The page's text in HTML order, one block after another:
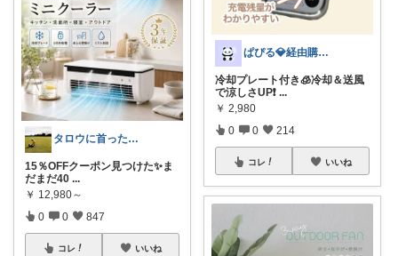
タロウに首ったけ🌞朝コレ
15％OFFクーポン見つけた✨ま
だまだ40 ...
￥ 12,980～
0 0 847
コレ いいね
ぱぴる💎経由購入に感謝
冷却プレート付き🧊冷却＆送風
で涼しさUP❗ ...
￥ 2,980
0 0 214
コレ いいね